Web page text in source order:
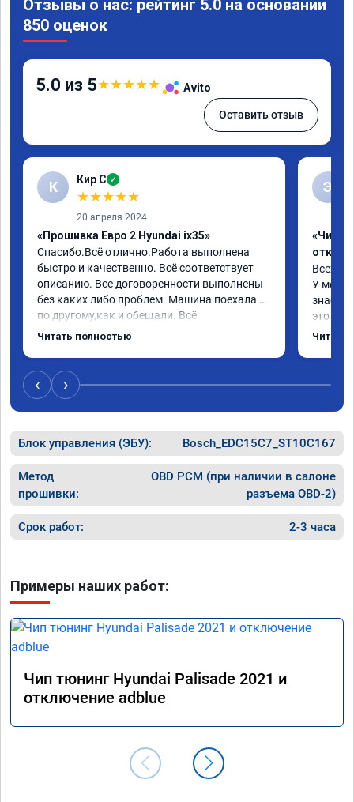
Отзывы о нас: рейтинг 5.0 на основании
850 оценок
5.0 из 5★★★★★ Avito
Оставить отзыв
К Кир С ✓
★★★★★
20 апреля 2024
«Прошивка Евро 2 Hyundai ix35»
Спасибо.Всё отлично.Работа выполнена
быстро и качественно. Всё соответствует
описанию. Все договоренности выполнены
без каких либо проблем. Машина поехала
по другому,как и обещали. Всё
понравилось. Рекомендую данную
Читать полностью
Э
«Чип
Всех
У меня
знает
это
газов,
как
Машина
ничего
сразу.
В
Читать
‹ ›
Блок управления (ЭБУ): Bosch_EDC15C7_ST10C167
Метод
прошивки:
OBD PCM (при наличии в салоне
разъема OBD-2)
Срок работ: 2-3 часа
Примеры наших работ:
Чип тюнинг Hyundai Palisade 2021 и
отключение adblue